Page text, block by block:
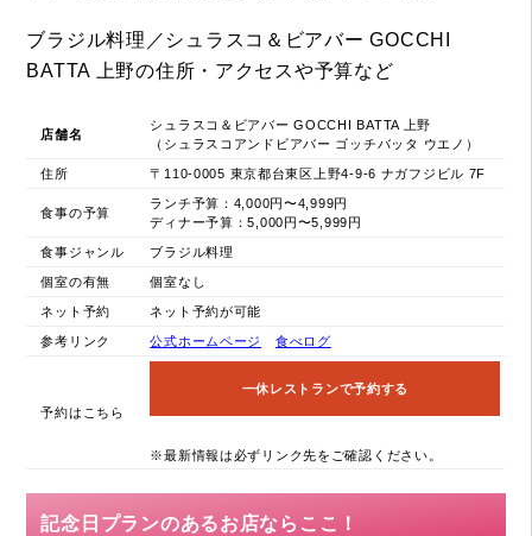
ブラジル料理／シュラスコ＆ビアバー GOCCHI
BATTA 上野の住所・アクセスや予算など
店舗名
シュラスコ＆ビアバー GOCCHI BATTA 上野
（シュラスコアンドビアバー ゴッチバッタ ウエノ）
住所 〒110-0005 東京都台東区上野4-9-6 ナガフジビル 7F
食事の予算
ランチ予算：4,000円〜4,999円
ディナー予算：5,000円〜5,999円
食事ジャンル ブラジル料理
個室の有無 個室なし
ネット予約 ネット予約が可能
参考リンク 公式ホームページ 食べログ
予約はこちら
一休レストランで予約する
※最新情報は必ずリンク先をご確認ください。
記念日プランのあるお店ならここ！